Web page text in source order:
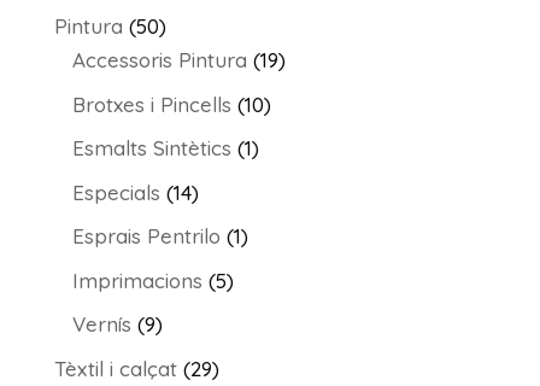
producte
Pintura 5050
productes
Accessoris Pintura 1919
Brotxes i Pincells 1010
Esmalts Sintètics 11
Especials 1414
productes
Esprais Pentrilo 11
Imprimacions 55
Vernís 99
productes
Tèxtil i calçat 2929